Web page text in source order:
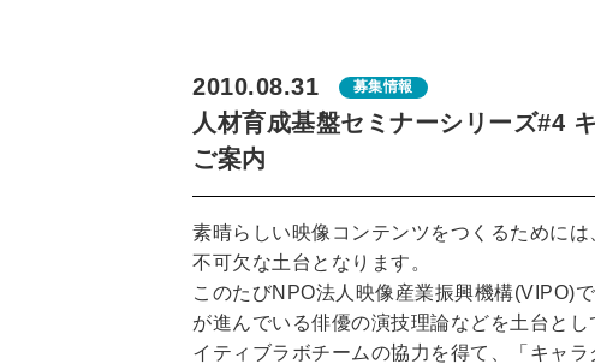
2010.08.31 募集情報
人材育成基盤セミナーシリーズ#4
ご案内
素晴らしい映像コンテンツをつくるために
不可欠な土台となります。
このたびNPO法人映像産業振興機構(VIPO)
が進んでいる俳優の演技理論などを土台と
イティブラボチームの協力を得て、「キャ